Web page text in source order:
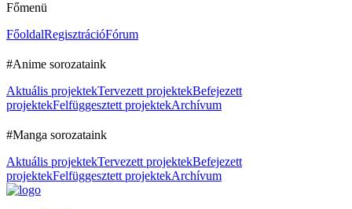
Főmenü
FőoldalRegisztrációFórum
#Anime sorozataink
Aktuális projektekTervezett projektekBefejezett
projektekFelfüggesztett projektekArchívum
#Manga sorozataink
Aktuális projektekTervezett projektekBefejezett
projektekFelfüggesztett projektekArchívum